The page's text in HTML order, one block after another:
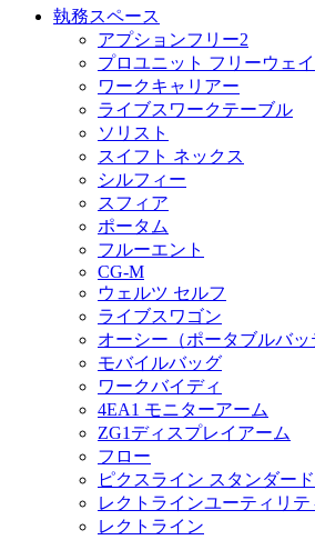
執務スペース
アプションフリー2
プロユニット フリーウェイ
ワークキャリアー
ライブスワークテーブル
ソリスト
スイフト ネックス
シルフィー
スフィア
ポータム
フルーエント
CG-M
ウェルツ セルフ
ライブスワゴン
オーシー（ポータブルバッ
モバイルバッグ
ワークバイディ
4EA1 モニターアーム
ZG1ディスプレイアーム
フロー
ピクスライン スタンダー
レクトラインユーティリテ
レクトライン